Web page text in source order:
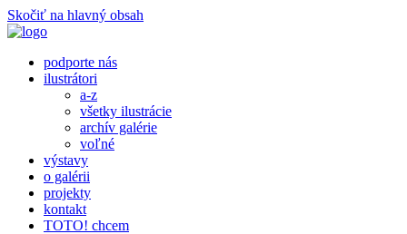
Skočiť na hlavný obsah
podporte nás
ilustrátori
a-z
všetky ilustrácie
archív galérie
voľné
výstavy
o galérii
projekty
kontakt
TOTO! chcem